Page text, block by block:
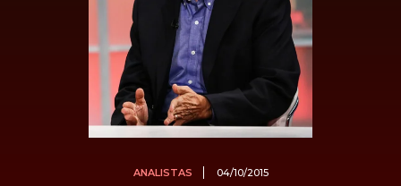
ANALISTAS 04/10/2015